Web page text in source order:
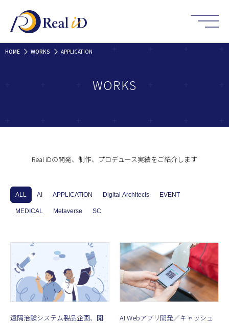
HOME WORKS APPLICATION
WORKS
Real iDの開発、制作、プロデュース実績をご紹介します
ALL AI APPLICATION Digital Architects EVENT
MEDICAL Metaverse SC
遠隔治験システム製品企画、開
AI Webアプリ開発／キャッシュ